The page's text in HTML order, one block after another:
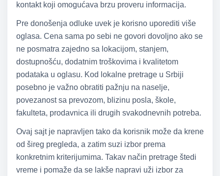
kontakt koji omogućava brzu proveru informacija.
Pre donošenja odluke uvek je korisno uporediti više
oglasa. Cena sama po sebi ne govori dovoljno ako se
ne posmatra zajedno sa lokacijom, stanjem,
dostupnošću, dodatnim troškovima i kvalitetom
podataka u oglasu. Kod lokalne pretrage u Srbiji
posebno je važno obratiti pažnju na naselje,
povezanost sa prevozom, blizinu posla, škole,
fakulteta, prodavnica ili drugih svakodnevnih potreba.
Ovaj sajt je napravljen tako da korisnik može da krene
od šireg pregleda, a zatim suzi izbor prema
konkretnim kriterijumima. Takav način pretrage štedi
vreme i pomaže da se lakše napravi uži izbor za